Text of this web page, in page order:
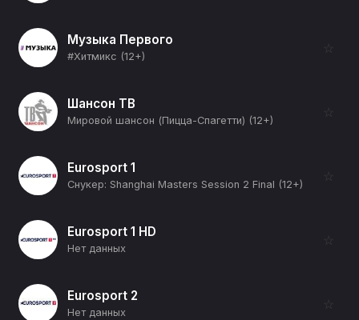
Музыка Первого
#Хитмикс (12+)
☆
Шансон ТВ
Мировой шансон (Пицца-Спагетти) (12+)
☆
Eurosport 1
Снукер: Shanghai Masters Session 2 Final (12+)
☆
Eurosport 1 HD
Нет данных
☆
Eurosport 2
Нет данных
☆